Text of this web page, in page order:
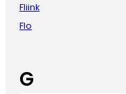
Fliink
Flo
G